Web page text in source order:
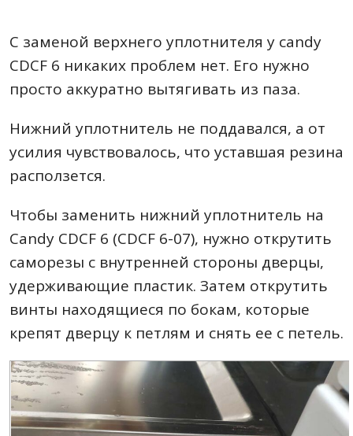
С заменой верхнего уплотнителя у candy
CDCF 6 никаких проблем нет. Его нужно
просто аккуратно вытягивать из паза.
Нижний уплотнитель не поддавался, а от
усилия чувствовалось, что уставшая резина
расползется.
Чтобы заменить нижний уплотнитель на
Candy CDCF 6 (CDCF 6-07), нужно открутить
саморезы с внутренней стороны дверцы,
удерживающие пластик. Затем открутить
винты находящиеся по бокам, которые
крепят дверцу к петлям и снять ее с петель.